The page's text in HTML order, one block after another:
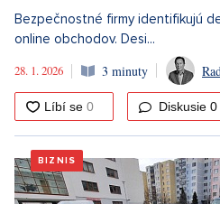
Bezpečnostné firmy identifikujú
online obchodov. Desi...
28. 1. 2026
3 minuty
Diskusie 0
BIZNIS